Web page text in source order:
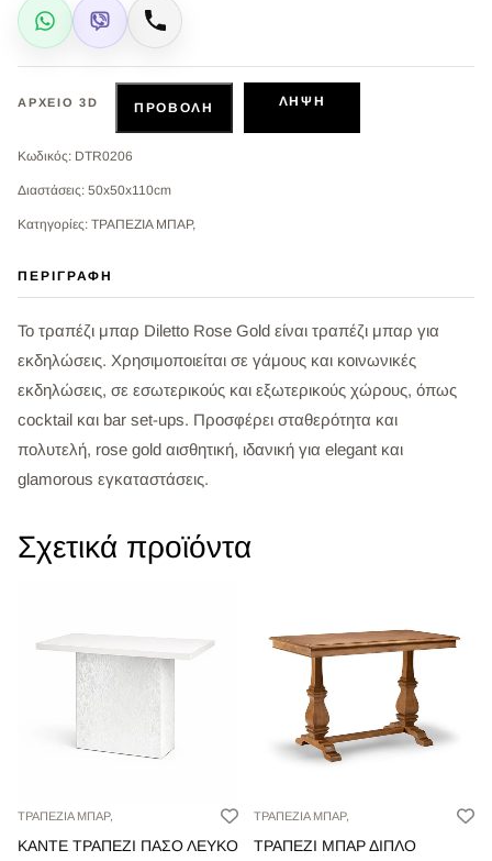
WhatsApp
Viber Κλήση
ΑΡΧΕΊΟ 3D ΠΡΟΒΟΛΉ ΛΉΨΗ
Κωδικός: DTR0206
Διαστάσεις: 50x50x110cm
Κατηγορίες: ΤΡΑΠΕΖΙΑ ΜΠΑΡ,
ΠΕΡΙΓΡΑΦΉ
Το τραπέζι μπαρ Diletto Rose Gold είναι τραπέζι μπαρ για
εκδηλώσεις. Χρησιμοποιείται σε γάμους και κοινωνικές
εκδηλώσεις, σε εσωτερικούς και εξωτερικούς χώρους, όπως
cocktail και bar set-ups. Προσφέρει σταθερότητα και
πολυτελή, rose gold αισθητική, ιδανική για elegant και
glamorous εγκαταστάσεις.
Σχετικά προϊόντα
ΤΡΑΠΕΖΙΑ ΜΠΑΡ,
ΚΑΝΤΕ ΤΡΑΠΕΖΙ ΠΑΣΟ ΛΕΥΚΟ
ΤΡΑΠΕΖΙΑ ΜΠΑΡ,
ΤΡΑΠΕΖΙ ΜΠΑΡ ΔΙΠΛΟ